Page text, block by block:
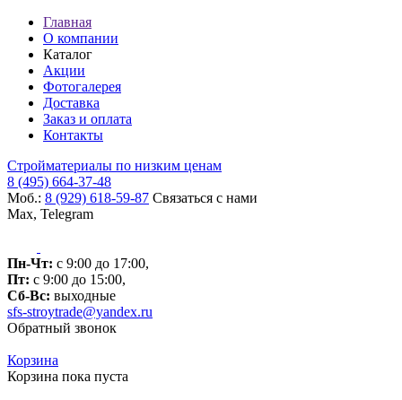
Главная
О компании
Каталог
Акции
Фотогалерея
Доставка
Заказ и оплата
Контакты
Стройматериалы по низким ценам
8 (495) 664-37-48
Моб.: 8 (929) 618-59-87 Связаться с нами
Max, Telegram
Пн-Чт: с 9:00 до 17:00,
Пт: с 9:00 до 15:00,
Сб-Вс: выходные
sfs-stroytrade@yandex.ru
Обратный звонок
Корзина
Корзина пока пуста